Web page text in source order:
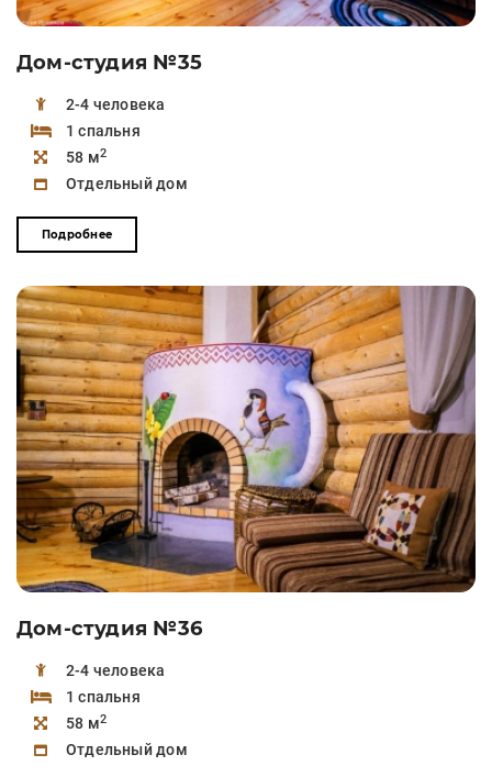
Дом-студия №35
2-4 человека
1 спальня
58 м2
Отдельный дом
Подробнее
Дом-студия №36
2-4 человека
1 спальня
58 м2
Отдельный дом